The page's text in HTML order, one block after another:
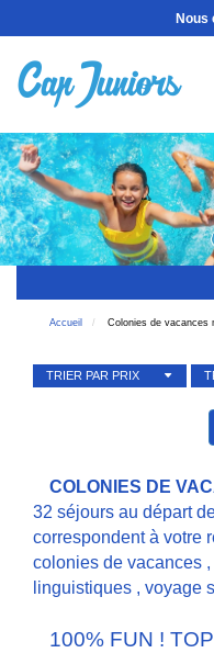
Nous
Accueil Colonies de vacances
TRIER PAR PRIX
COLONIES DE
32 séjours au départ
correspondent à votre
colonies de vacances ,
linguistiques , voyage
100% FUN !